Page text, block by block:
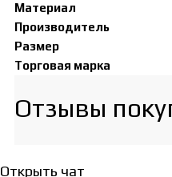
Материал
Производитель
Размер
Торговая марка
Отзывы
Открыть чат